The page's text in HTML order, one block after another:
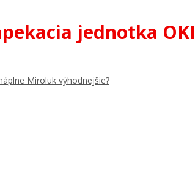
jednotka OKI
Miroluk výhodnejšie?